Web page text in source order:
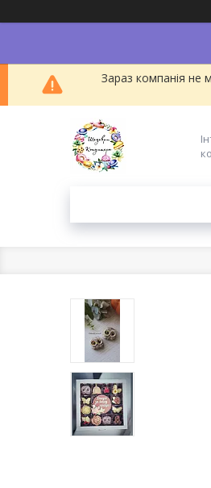
Зараз компанія не